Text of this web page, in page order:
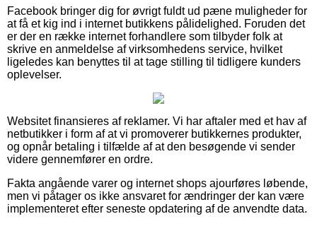
Facebook bringer dig for øvrigt fuldt ud pæne muligheder for
at få et kig ind i internet butikkens pålidelighed. Foruden det
er der en række internet forhandlere som tilbyder folk at
skrive en anmeldelse af virksomhedens service, hvilket
ligeledes kan benyttes til at tage stilling til tidligere kunders
oplevelser.
Websitet finansieres af reklamer. Vi har aftaler med et hav af
netbutikker i form af at vi promoverer butikkernes produkter,
og opnår betaling i tilfælde af at den besøgende vi sender
videre gennemfører en ordre.
Fakta angående varer og internet shops ajourføres løbende,
men vi påtager os ikke ansvaret for ændringer der kan være
implementeret efter seneste opdatering af de anvendte data.